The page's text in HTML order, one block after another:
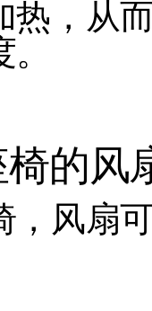
热，从
的风
，风扇